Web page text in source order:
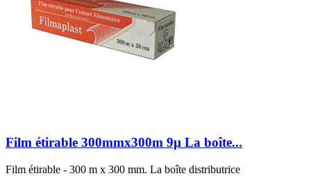
Film étirable 300mmx300m 9µ La boîte...
Film étirable - 300 m x 300 mm. La boîte distributrice